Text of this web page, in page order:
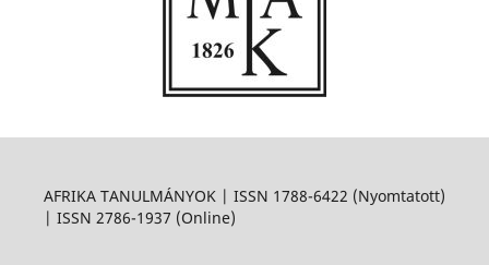
AFRIKA TANULMÁNYOK | ISSN 1788-6422 (Nyomtatott)
| ISSN 2786-1937 (Online)